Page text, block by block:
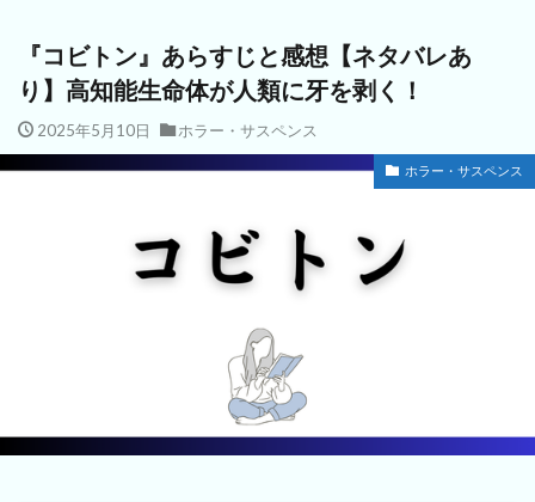
『コビトン』あらすじと感想【ネタバレあ
り】高知能生命体が人類に牙を剥く！
2025年5月10日 ホラー・サスペンス
ホラー・サスペンス